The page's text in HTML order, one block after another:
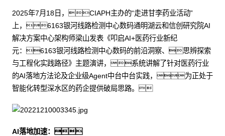
2025年7月18日，CIAPH主办的“走进甘李药业活动”
上，6163银河线路检测中心数码通明湖云和信创研究院AI
解决方案中心架构师梁山发表《叩启AI+医药行业新纪
元：6163银河线路检测中心数码的前沿洞察、思辨探索
与工程化实践路径》主题演讲，系统讲解了针对医药行业
的AI落地方法论及企业级Agent中台中台实践，为正处于
智能化转型深水区的药企提供破局思路。
AI落地加速：